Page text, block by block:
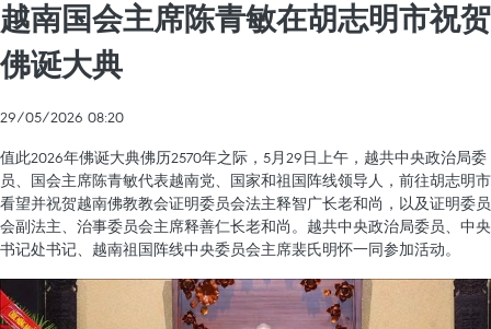
越南国会主席陈青敏在胡志明市祝贺
佛诞大典
29/05/2026 08:20
值此2026年佛诞大典佛历2570年之际，5月29日上午，越共中央政治局委
员、国会主席陈青敏代表越南党、国家和祖国阵线领导人，前往胡志明市
看望并祝贺越南佛教教会证明委员会法主释智广长老和尚，以及证明委员
会副法主、治事委员会主席释善仁长老和尚。越共中央政治局委员、中央
书记处书记、越南祖国阵线中央委员会主席裴氏明怀一同参加活动。